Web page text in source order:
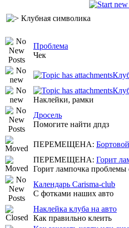
Клубная символика
Проблема
Чек
Наклейки, рамки
Дросель
Помогите найти дпдз
ПЕРЕМЕЩЕНА:
ПЕРЕМЕЩЕНА: Горит
Горит лампочка проблемы
Календарь Carisma-club
С фотками наших авто
Наклейка клуба на авто
Как правильно клеить